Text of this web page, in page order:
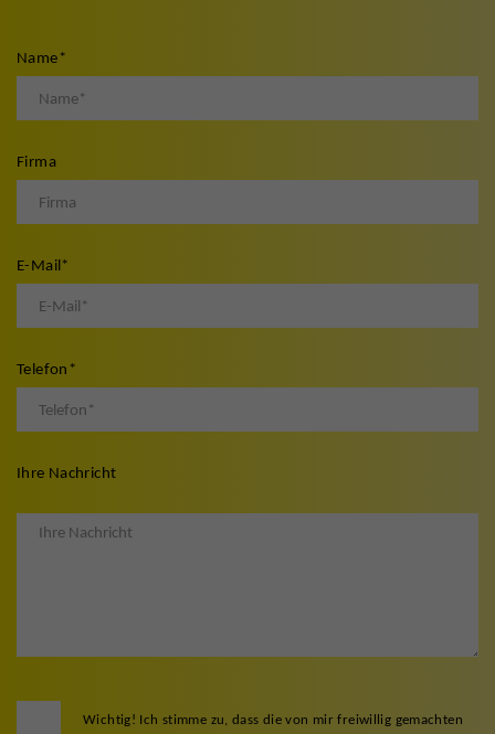
Name*
Firma
E-Mail*
Telefon *
Ihre Nachricht
Wichtig! Ich stimme zu, dass die von mir freiwillig gemachten